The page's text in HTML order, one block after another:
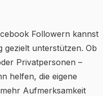
Followern kannst
gezielt unterstützen. Ob
Privatpersonen –
helfen, die eigene
Aufmerksamkeit